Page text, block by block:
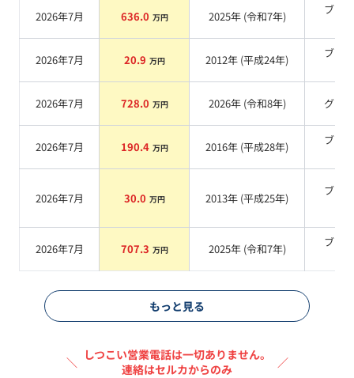
2026年7月 636.0 万円 2025年 (令和7年)
ブラ
2026年7月 20.9 万円 2012年 (平成24年)
ブラ
2026年7月 728.0 万円 2026年 (令和8年) グレー
2026年7月 190.4 万円 2016年 (平成28年)
ブラ
2026年7月 30.0 万円 2013年 (平成25年)
ブラ
2026年7月 707.3 万円 2025年 (令和7年)
ブラ
もっと見る
＼ しつこい営業電話は一切ありません。
連絡はセルカからのみ
／